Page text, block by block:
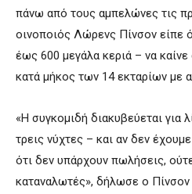
πάνω από τους αμπελώνες τις
οινοποιός Λώρενς Πίνσον είπε
έως 600 μεγάλα κεριά – να
κατά μήκος των 14 εκταρίων με
«Η συγκομιδή διακυβεύεται για
τρεις νύχτες – και αν δεν
ότι δεν υπάρχουν πωλήσεις,
καταναλωτές», δήλωσε ο Πίνσον